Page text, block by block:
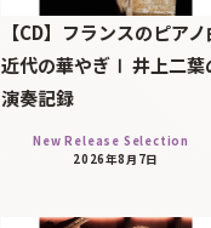
【CD】フランスのピア
近代の華やぎⅠ 井上二葉
演奏記録
New Release Selection
2026年8月7日